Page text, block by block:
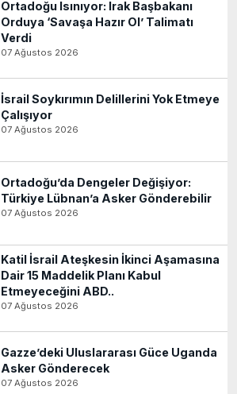
Ortadoğu Isınıyor: Irak Başbakanı
Orduya ‘Savaşa Hazır Ol’ Talimatı
Verdi
07 Ağustos 2026
İsrail Soykırımın Delillerini Yok Etmeye
Çalışıyor
07 Ağustos 2026
Ortadoğu’da Dengeler Değişiyor:
Türkiye Lübnan’a Asker Gönderebilir
07 Ağustos 2026
Katil İsrail Ateşkesin İkinci Aşamasına
Dair 15 Maddelik Planı Kabul
Etmeyeceğini ABD..
07 Ağustos 2026
Gazze’deki Uluslararası Güce Uganda
Asker Gönderecek
07 Ağustos 2026